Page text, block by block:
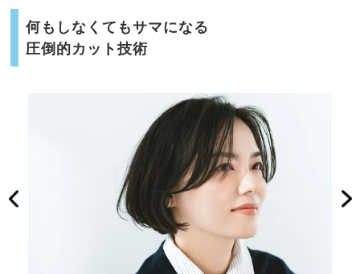
何もしなくてもサマになる
圧倒的カット技術